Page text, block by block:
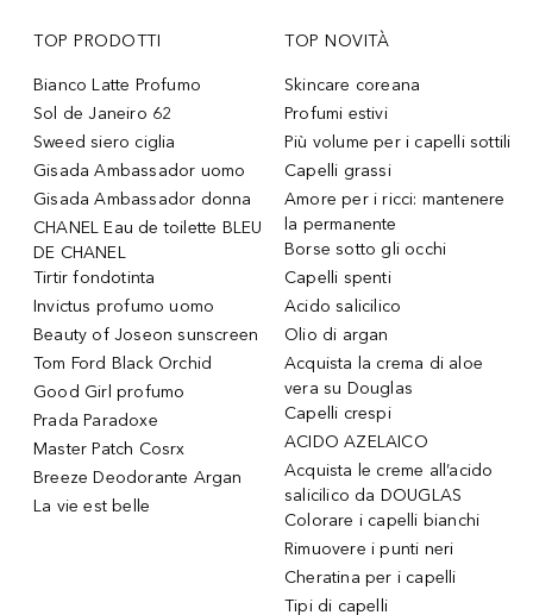
TOP PRODOTTI
Bianco Latte Profumo
Sol de Janeiro 62
Sweed siero ciglia
Gisada Ambassador uomo
Gisada Ambassador donna
CHANEL Eau de toilette BLEU
DE CHANEL
Tirtir fondotinta
Invictus profumo uomo
Beauty of Joseon sunscreen
Tom Ford Black Orchid
Good Girl profumo
Prada Paradoxe
Master Patch Cosrx
Breeze Deodorante Argan
La vie est belle
TOP NOVITÀ
Skincare coreana
Profumi estivi
Più volume per i capelli sottili
Capelli grassi
Amore per i ricci: mantenere
la permanente
Borse sotto gli occhi
Capelli spenti
Acido salicilico
Olio di argan
Acquista la crema di aloe
vera su Douglas
Capelli crespi
ACIDO AZELAICO
Acquista le creme all’acido
salicilico da DOUGLAS
Colorare i capelli bianchi
Rimuovere i punti neri
Cheratina per i capelli
Tipi di capelli